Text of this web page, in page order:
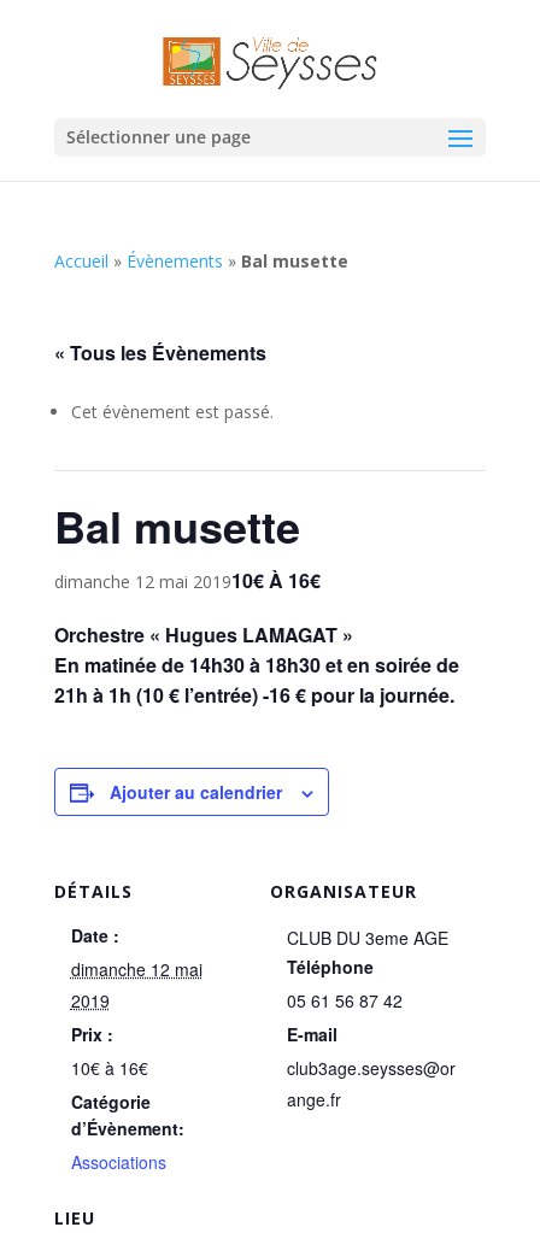
Sélectionner une page
Accueil » Évènements » Bal musette
« Tous les Évènements
Cet évènement est passé.
Bal musette
dimanche 12 mai 201910€ À 16€
Orchestre « Hugues LAMAGAT »
En matinée de 14h30 à 18h30 et en soirée de
21h à 1h (10 € l’entrée) -16 € pour la journée.
Ajouter au calendrier
DÉTAILS
Date :
dimanche 12 mai
2019
Prix :
10€ à 16€
Catégorie
d’Évènement:
Associations
LIEU
ORGANISATEUR
CLUB DU 3eme AGE
Téléphone
05 61 56 87 42
E-mail
club3age.seysses@or
ange.fr